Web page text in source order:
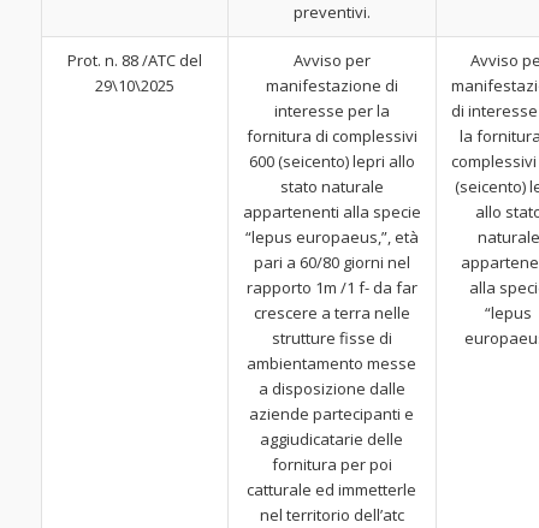
preventivi.
Prot. n. 88 /ATC del
29\10\2025
Avviso per
manifestazione di
interesse per la
fornitura di complessivi
600 (seicento) lepri allo
stato naturale
appartenenti alla specie
“lepus europaeus,”, età
pari a 60/80 giorni nel
rapporto 1m /1 f- da far
crescere a terra nelle
strutture fisse di
ambientamento messe
a disposizione dalle
aziende partecipanti e
aggiudicatarie delle
fornitura per poi
catturale ed immetterle
nel territorio dell’atc
Avviso
di
la
complessivi
(seicento)
allo
naturale
alla
“lepus